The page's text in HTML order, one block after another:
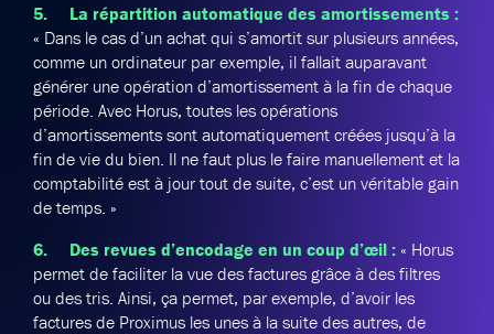
5. La répartition automatique des amortissements :
« Dans le cas d’un achat qui s’amortit sur plusieurs années,
comme un ordinateur par exemple, il fallait auparavant
générer une opération d’amortissement à la fin de chaque
période. Avec Horus, toutes les opérations
d’amortissements sont automatiquement créées jusqu’à la
fin de vie du bien. Il ne faut plus le faire manuellement et la
comptabilité est à jour tout de suite, c’est un véritable gain
de temps. »
6. Des revues d’encodage en un coup d’œil : « Horus
permet de faciliter la vue des factures grâce à des filtres
ou des tris. Ainsi, ça permet, par exemple, d’avoir les
factures de Proximus les unes à la suite des autres, de